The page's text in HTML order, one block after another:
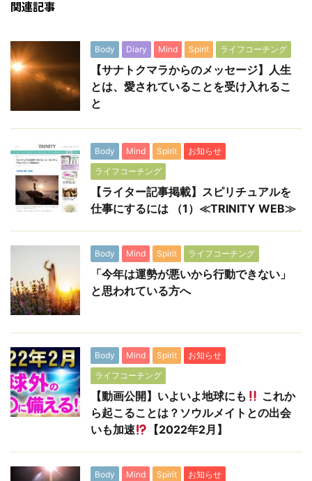
関連記事
Body Diary Mind Spirit ライフコーチング
【サナトクマラからのメッセージ】人生
とは、愛されていることを受け入れるこ
と
Body Mind Spirit
お知らせ
ライフコーチング
【ライター記事掲載】スピリチュアルを
仕事にするには （1）≪TRINITY WEB≫
Body Mind Spirit ライフコーチング
「今年は運勢が悪いから行動できない」
と思われている方へ
Body Mind Spirit
お知らせ
ライフコーチング
【動画公開】いよいよ地球にも
これか
ら起こることは？ソウルメイトとの出会
いも加速
【2022年2月】
Body Mind Spirit お知らせ